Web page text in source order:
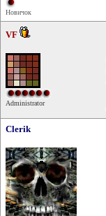
Новичок
VF
Administrator
Clerik